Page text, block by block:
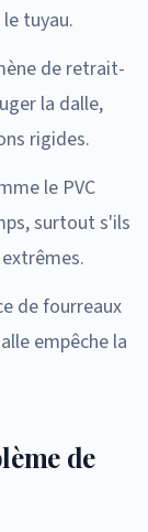
tuyau.
de retrait-
la dalle,
rigides.
le PVC
surtout s'ils
de fourreaux
empêche la
de